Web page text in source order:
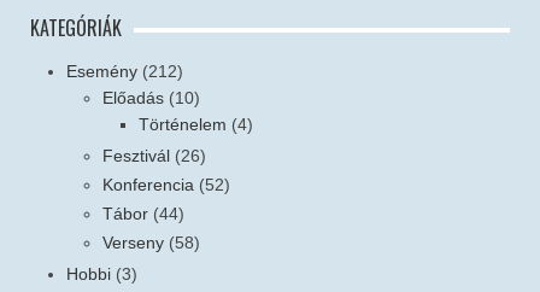
KATEGÓRIÁK
Esemény (212)
Előadás (10)
Történelem (4)
Fesztivál (26)
Konferencia (52)
Tábor (44)
Verseny (58)
Hobbi (3)